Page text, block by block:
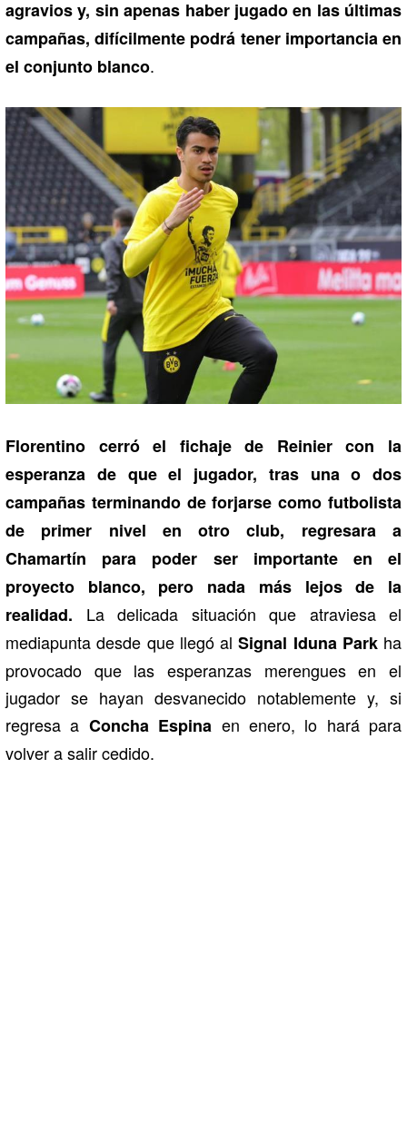
agravios y, sin apenas haber jugado en las últimas
campañas, difícilmente podrá tener importancia en
el conjunto blanco.
Florentino cerró el fichaje de Reinier con la
esperanza de que el jugador, tras una o dos
campañas terminando de forjarse como futbolista
de primer nivel en otro club, regresara a
Chamartín para poder ser importante en el
proyecto blanco, pero nada más lejos de la
realidad. La delicada situación que atraviesa el
mediapunta desde que llegó alSignal Iduna Parkha
provocado que las esperanzas merengues en el
jugador se hayan desvanecido notablemente y, si
regresa a Concha Espina en enero, lo hará para
volver a salir cedido.